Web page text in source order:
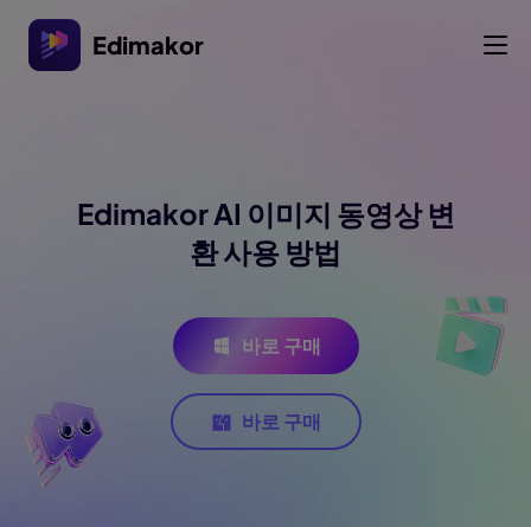
Edimakor
Edimakor AI 이미지 동영상 변
환 사용 방법
바로 구매
바로 구매